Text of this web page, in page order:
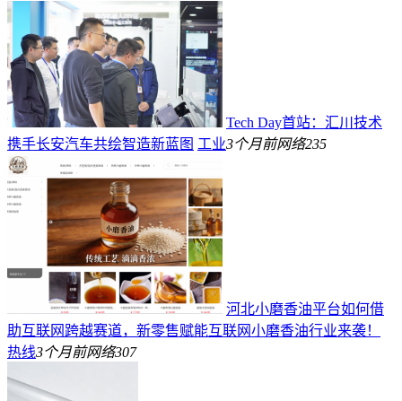
Tech Day首站：汇川技术
携手长安汽车共绘智造新蓝图 工业3个月前网络235
河北小磨香油平台如何借
助互联网跨越赛道，新零售赋能互联网小磨香油行业来袭！
热线3个月前网络307